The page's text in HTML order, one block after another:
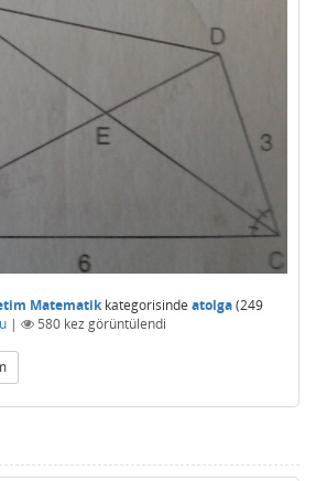
Matematikkategorisinde atolga(249
| 580 kez görüntülendi